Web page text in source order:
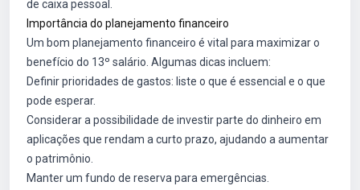
de caixa pessoal.
Importância do planejamento financeiro
Um bom planejamento financeiro é vital para maximizar o
benefício do 13º salário. Algumas dicas incluem:
Definir prioridades de gastos: liste o que é essencial e o que
pode esperar.
Considerar a possibilidade de investir parte do dinheiro em
aplicações que rendam a curto prazo, ajudando a aumentar
o patrimônio.
Manter um fundo de reserva para emergências.